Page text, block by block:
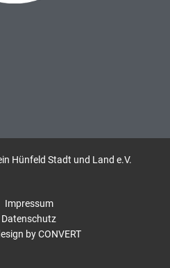
Hünfeld Stadt und Land e.V.
Impressum
Datenschutz
by CONVERT